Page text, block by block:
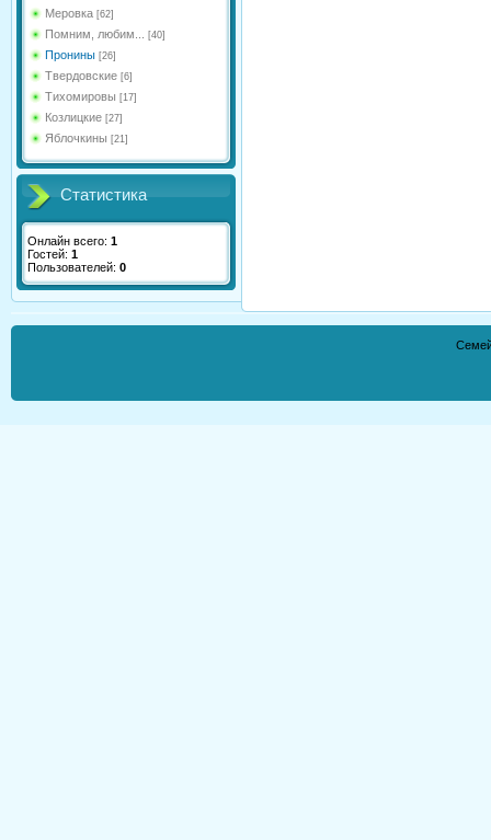
Меровка [62]
Помним, любим... [40]
Пронины [26]
Твердовские [6]
Тихомировы [17]
Козлицкие [27]
Яблочкины [21]
Статистика
Онлайн всего: 1
Гостей: 1
Пользователей: 0